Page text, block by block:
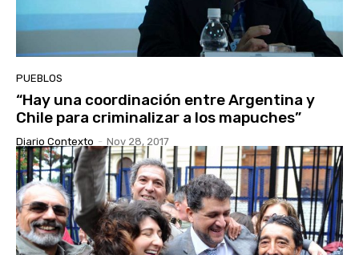
PUEBLOS
“Hay una coordinación entre Argentina y
Chile para criminalizar a los mapuches”
Diario Contexto - Nov 28, 2017